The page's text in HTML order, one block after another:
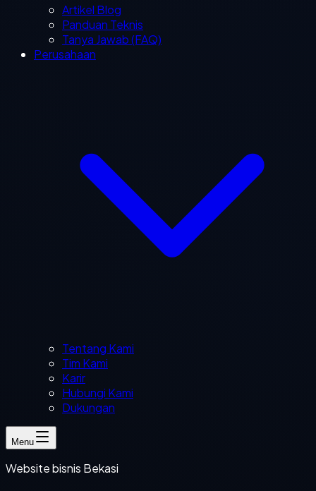
Artikel Blog
Panduan Teknis
Tanya Jawab (FAQ)
Perusahaan
Tentang Kami
Tim Kami
Karir
Hubungi Kami
Dukungan
Menu
Website bisnis Bekasi